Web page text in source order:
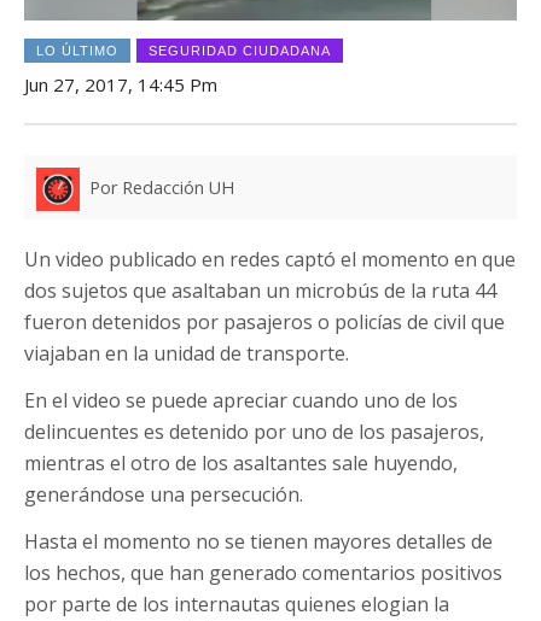
LO ÚLTIMO SEGURIDAD CIUDADANA
Jun 27, 2017, 14:45 Pm
Por Redacción UH
Un video publicado en redes captó el momento en que
dos sujetos que asaltaban un microbús de la ruta 44
fueron detenidos por pasajeros o policías de civil que
viajaban en la unidad de transporte.
En el video se puede apreciar cuando uno de los
delincuentes es detenido por uno de los pasajeros,
mientras el otro de los asaltantes sale huyendo,
generándose una persecución.
Hasta el momento no se tienen mayores detalles de
los hechos, que han generado comentarios positivos
por parte de los internautas quienes elogian la